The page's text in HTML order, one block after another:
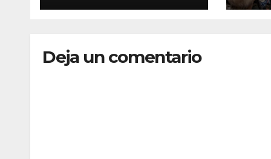
Jaume y está a
una isleta con 96
Deja un comentario